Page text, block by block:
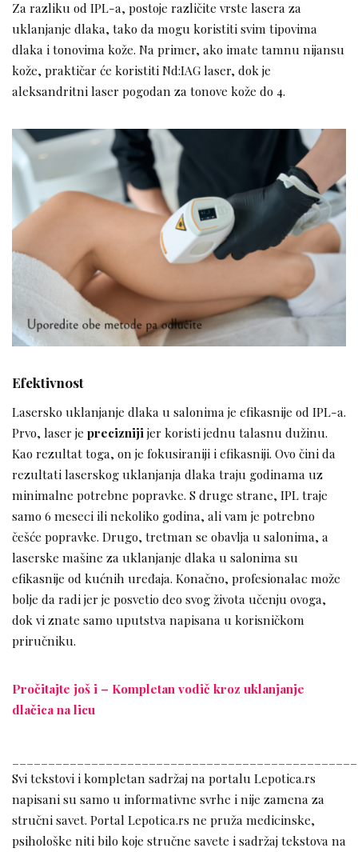
Za razliku od IPL-a, postoje različite vrste lasera ​​​​za
uklanjanje dlaka, tako da mogu koristiti svim tipovima
dlaka i tonovima kože. Na primer, ako imate tamnu nijansu
kože, praktičar će koristiti Nd:IAG laser, dok je
aleksandritni laser pogodan za tonove kože do 4.
Efektivnost
Lasersko uklanjanje dlaka u salonima je efikasnije od IPL-a.
Prvo, laser je preciznijijer koristi jednu talasnu dužinu.
Kao rezultat toga, on je fokusiraniji i efikasniji. Ovo čini da
rezultati laserskog uklanjanja dlaka traju godinama uz
minimalne potrebne popravke. S druge strane, IPL traje
samo 6 meseci ili nekoliko godina, ali vam je potrebno
češće popravke. Drugo, tretman se obavlja u salonima, a
laserske mašine za uklanjanje dlaka u salonima su
efikasnije od kućnih uređaja. Konačno, profesionalac može
bolje da radi jer je posvetio deo svog života učenju ovoga,
dok vi znate samo uputstva napisana u korisničkom
priručniku.
Pročitajte još i – Kompletan vodič kroz uklanjanje
dlačica na licu
Svi tekstovi i kompletan sadržaj na portalu Lepotica.rs
napisani su samo u informativne svrhe i nije zamena za
stručni savet. Portal Lepotica.rs ne pruža medicinske,
psihološke niti bilo koje stručne savete i sadržaj tekstova na